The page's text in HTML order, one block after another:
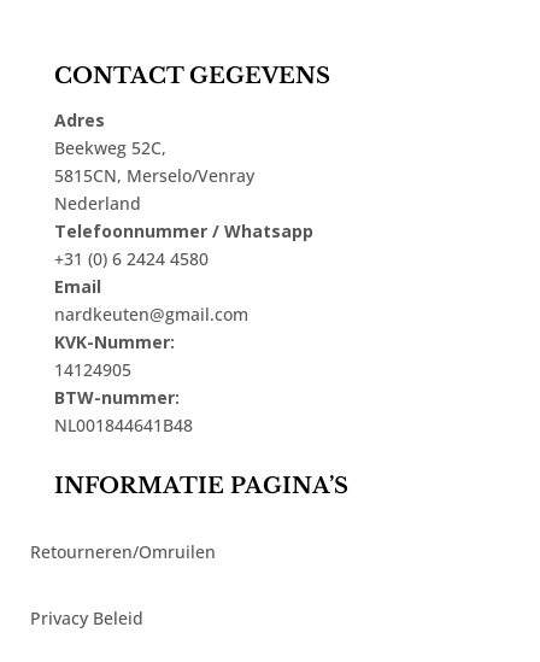
CONTACT GEGEVENS
Adres
Beekweg 52C,
5815CN, Merselo/Venray
Nederland
Telefoonnummer / Whatsapp
+31 (0) 6 2424 4580
Email
nardkeuten@gmail.com
KVK-Nummer:
14124905
BTW-nummer:
NL001844641B48
INFORMATIE PAGINA’S
Retourneren/Omruilen
Privacy Beleid